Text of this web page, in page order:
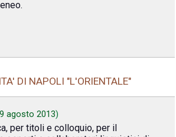
DI NAPOLI "L'ORIENTALE"
agosto 2013)
per titoli e colloquio, per il